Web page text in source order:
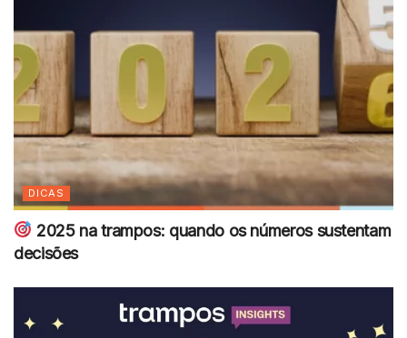
DICAS
2025 na trampos: quando os números sustentam
decisões